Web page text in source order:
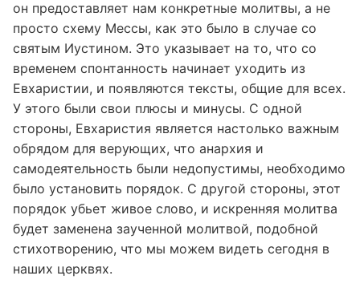
он предоставляет нам конкретные молитвы, а не
просто схему Мессы, как это было в случае со
святым Иустином. Это указывает на то, что со
временем спонтанность начинает уходить из
Евхаристии, и появляются тексты, общие для всех.
У этого были свои плюсы и минусы. С одной
стороны, Евхаристия является настолько важным
обрядом для верующих, что анархия и
самодеятельность были недопустимы, необходимо
было установить порядок. С другой стороны, этот
порядок убьет живое слово, и искренняя молитва
будет заменена заученной молитвой, подобной
стихотворению, что мы можем видеть сегодня в
наших церквях.